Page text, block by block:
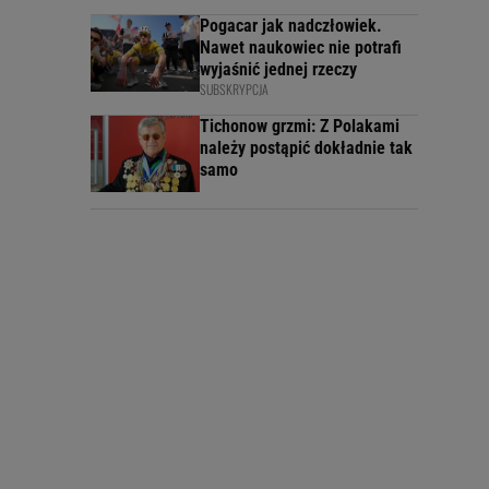
Pogacar jak nadczłowiek.
Nawet naukowiec nie potrafi
wyjaśnić jednej rzeczy
SUBSKRYPCJA
Tichonow grzmi: Z Polakami
należy postąpić dokładnie tak
samo